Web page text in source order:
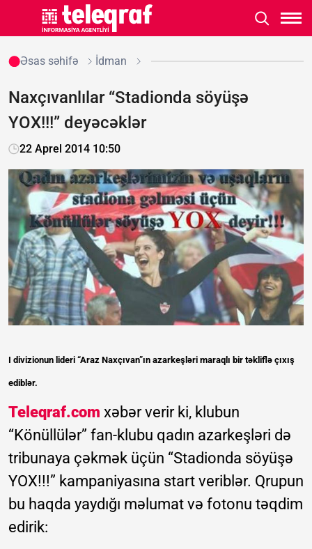
Əsas səhifə İdman
Naxçıvanlılar “Stadionda söyüşə
YOX!!!” deyəcəklər
22 Aprel 2014 10:50
I divizionun lideri “Araz Naxçıvan”ın azarkeşləri maraqlı bir təkliflə çıxış
ediblər.
Teleqraf.com xəbər verir ki, klubun
“Könüllülər” fan-klubu qadın azarkeşləri də
tribunaya çəkmək üçün “Stadionda söyüşə
YOX!!!” kampaniyasına start veriblər. Qrupun
bu haqda yaydığı məlumat və fotonu təqdim
edirik: